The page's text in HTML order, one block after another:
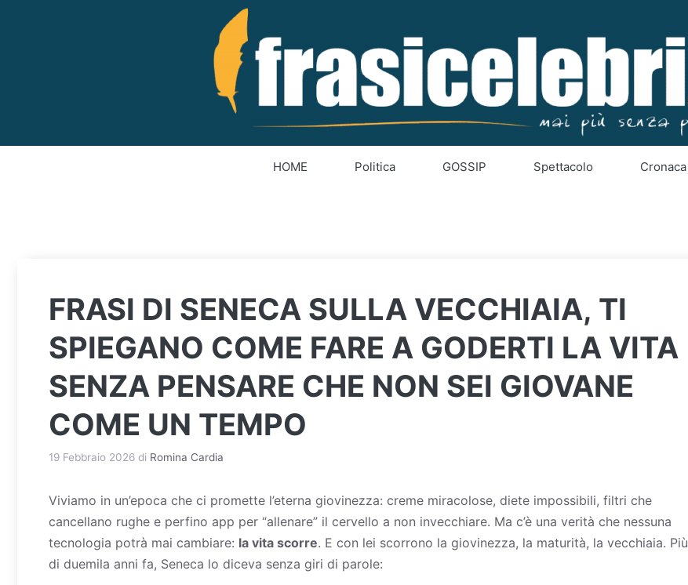
HOME Politica GOSSIP Spettacolo Cronaca
FRASI DI SENECA SULLA VECCHIAIA, TI
SPIEGANO COME FARE A GODERTI LA VITA
SENZA PENSARE CHE NON SEI GIOVANE
COME UN TEMPO
19 Febbraio 2026 di Romina Cardia
Viviamo in un’epoca che ci promette l’eterna giovinezza: creme miracolose, diete impossibili, filtri che
cancellano rughe e perfino app per “allenare” il cervello a non invecchiare. Ma c’è una verità che nessuna
tecnologia potrà mai cambiare: la vita scorre. E con lei scorrono la giovinezza, la maturità, la vecchiaia. Più
di duemila anni fa, Seneca lo diceva senza giri di parole: